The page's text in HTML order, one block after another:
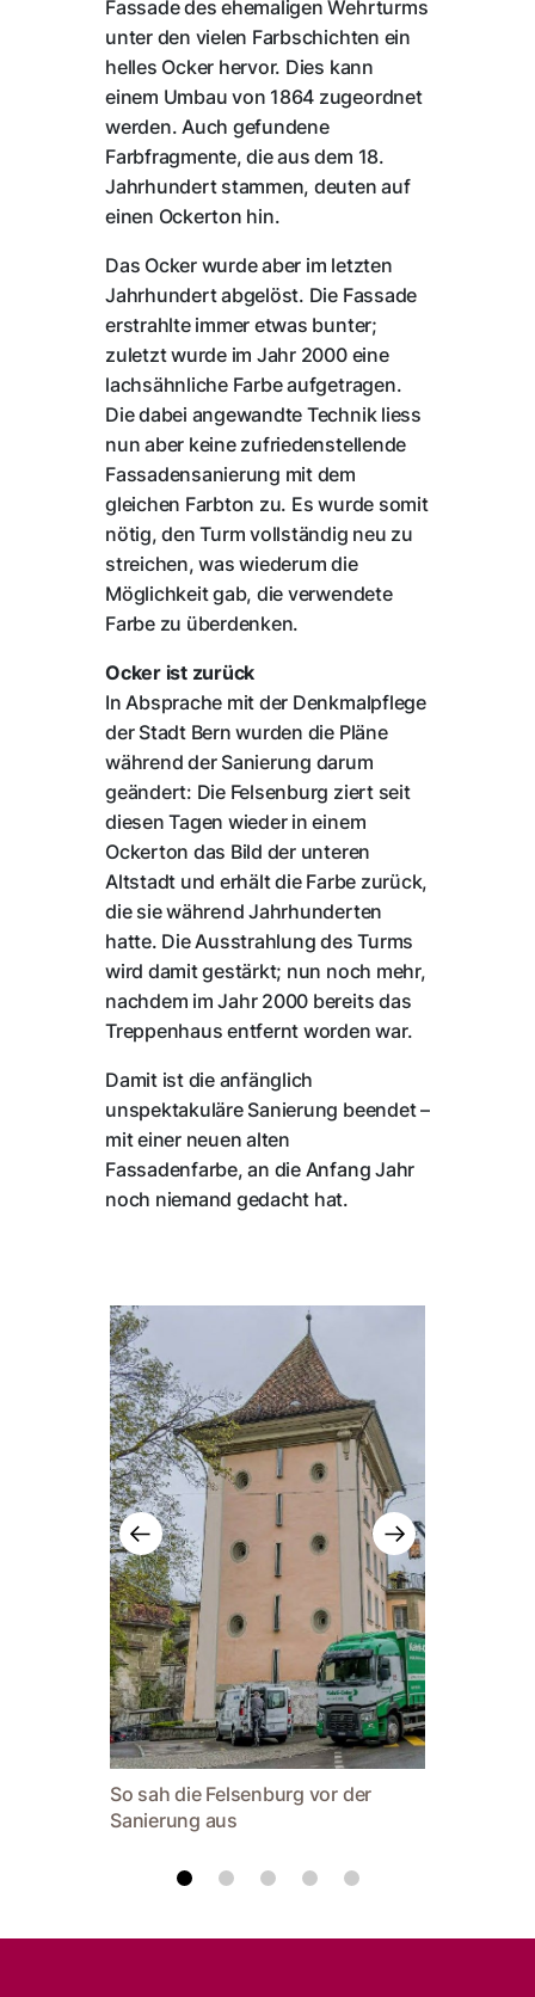
Fassade des ehemaligen Wehrturms
unter den vielen Farbschichten ein
helles Ocker hervor. Dies kann
einem Umbau von 1864 zugeordnet
werden. Auch gefundene
Farbfragmente, die aus dem 18.
Jahrhundert stammen, deuten auf
einen Ockerton hin.
Das Ocker wurde aber im letzten
Jahrhundert abgelöst. Die Fassade
erstrahlte immer etwas bunter;
zuletzt wurde im Jahr 2000 eine
lachsähnliche Farbe aufgetragen.
Die dabei angewandte Technik liess
nun aber keine zufriedenstellende
Fassadensanierung mit dem
gleichen Farbton zu. Es wurde somit
nötig, den Turm vollständig neu zu
streichen, was wiederum die
Möglichkeit gab, die verwendete
Farbe zu überdenken.
Ocker ist zurück
In Absprache mit der Denkmalpflege
der Stadt Bern wurden die Pläne
während der Sanierung darum
geändert: Die Felsenburg ziert seit
diesen Tagen wieder in einem
Ockerton das Bild der unteren
Altstadt und erhält die Farbe zurück,
die sie während Jahrhunderten
hatte. Die Ausstrahlung des Turms
wird damit gestärkt; nun noch mehr,
nachdem im Jahr 2000 bereits das
Treppenhaus entfernt worden war.
Damit ist die anfänglich
unspektakuläre Sanierung beendet –
mit einer neuen alten
Fassadenfarbe, an die Anfang Jahr
noch niemand gedacht hat.
So sah die Felsenburg vor der
Sanierung aus